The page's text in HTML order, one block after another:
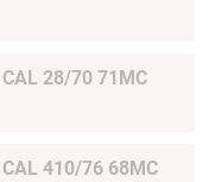
CAL 28/70 71MC
CAL 410/76 68MC